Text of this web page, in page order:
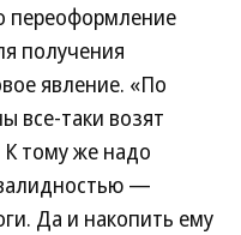
переоформление
получения
явление. «По
все-таки возят
тому же надо
—
Да и накопить ему